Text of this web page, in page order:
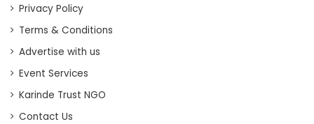
Privacy Policy
Terms & Conditions
Advertise with us
Event Services
Karinde Trust NGO
Contact Us